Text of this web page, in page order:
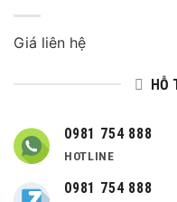
Giá liên hệ
HỖ
0981 754 888
HOTLINE
0981 754 888